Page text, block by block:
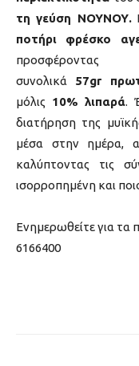
τη γεύση ΝΟΥΝΟΥ.
ποτήρι φρέσκο
συνολικά 57gr
μόλις 10% λιπαρά.
διατήρηση της
μέσα στην ημέρα,
καλύπτοντας τις
ισορροπημένη και
Ενημερωθείτε για τα
6166400